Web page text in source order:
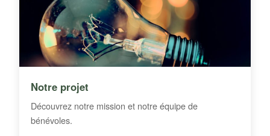
Notre projet
Découvrez notre mission et notre équipe de
bénévoles.